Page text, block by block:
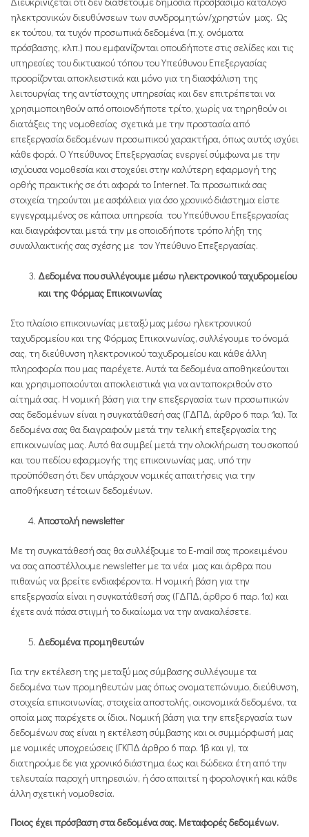
ηλεκτρονικών διευθύνσεων των συνδρομητών/χρηστών μας. Ως
εκ τούτου, τα τυχόν προσωπικά δεδομένα (π.χ. ονόματα
πρόσβασης, κλπ.) που εμφανίζονται οπουδήποτε στις σελίδες και τις
υπηρεσίες του δικτυακού τόπου του Υπεύθυνου Επεξεργασίας
προορίζονται αποκλειστικά και μόνο για τη διασφάλιση της
λειτουργίας της αντίστοιχης υπηρεσίας και δεν επιτρέπεται να
χρησιμοποιηθούν από οποιονδήποτε τρίτο, χωρίς να τηρηθούν οι
διατάξεις της νομοθεσίας σχετικά με την προστασία από
επεξεργασία δεδομένων προσωπικού χαρακτήρα, όπως αυτός ισχύει
κάθε φορά. Ο Υπεύθυνος Επεξεργασίας ενεργεί σύμφωνα με την
ισχύουσα νομοθεσία και στοχεύει στην καλύτερη εφαρμογή της
ορθής πρακτικής σε ότι αφορά το Internet. Τα προσωπικά σας
στοιχεία τηρούνται με ασφάλεια για όσο χρονικό διάστημα είστε
εγγεγραμμένος σε κάποια υπηρεσία του Υπεύθυνου Επεξεργασίας
και διαγράφονται μετά την με οποιοδήποτε τρόπο λήξη της
συναλλακτικής σας σχέσης με τον Υπεύθυνο Επεξεργασίας.
Δεδομένα που συλλέγουμε μέσω ηλεκτρονικού ταχυδρομείου
και της Φόρμας Επικοινωνίας
Στο πλαίσιο επικοινωνίας μεταξύ μας μέσω ηλεκτρονικού
ταχυδρομείου και της Φόρμας Επικοινωνίας, συλλέγουμε το όνομά
σας, τη διεύθυνση ηλεκτρονικού ταχυδρομείου και κάθε άλλη
πληροφορία που μας παρέχετε. Αυτά τα δεδομένα αποθηκεύονται
και χρησιμοποιούνται αποκλειστικά για να ανταποκριθούν στο
αίτημά σας. Η νομική βάση για την επεξεργασία των προσωπικών
σας δεδομένων είναι η συγκατάθεσή σας (ΓΔΠΔ, άρθρο 6 παρ. 1α). Τα
δεδομένα σας θα διαγραφούν μετά την τελική επεξεργασία της
επικοινωνίας μας. Αυτό θα συμβεί μετά την ολοκλήρωση του σκοπού
και του πεδίου εφαρμογής της επικοινωνίας μας, υπό την
προϋπόθεση ότι δεν υπάρχουν νομικές απαιτήσεις για την
αποθήκευση τέτοιων δεδομένων.
Αποστολή newsletter
Με τη συγκατάθεσή σας θα συλλέξουμε το Ε-mail σας προκειμένου
να σας αποστέλλουμε newsletter με τα νέα μας και άρθρα που
πιθανώς να βρείτε ενδιαφέροντα. Η νομική βάση για την
επεξεργασία είναι η συγκατάθεσή σας (ΓΔΠΔ, άρθρο 6 παρ. 1α) και
έχετε ανά πάσα στιγμή το δικαίωμα να την ανακαλέσετε.
Δεδομένα προμηθευτών
Για την εκτέλεση της μεταξύ μας σύμβασης συλλέγουμε τα
δεδομένα των προμηθευτών μας όπως ονοματεπώνυμο, διεύθυνση,
στοιχεία επικοινωνίας, στοιχεία αποστολής, οικονομικά δεδομένα, τα
οποία μας παρέχετε οι ίδιοι. Νομική βάση για την επεξεργασία των
δεδομένων σας είναι η εκτέλεση σύμβασης και οι συμμόρφωσή μας
με νομικές υποχρεώσεις (ΓΚΠΔ άρθρο 6 παρ. 1β και γ), τα
διατηρούμε δε για χρονικό διάστημα έως και δώδεκα έτη από την
τελευταία παροχή υπηρεσιών, ή όσο απαιτεί η φορολογική και κάθε
άλλη σχετική νομοθεσία.
Ποιος έχει πρόσβαση στα δεδομένα σας. Μεταφορές δεδομένων.